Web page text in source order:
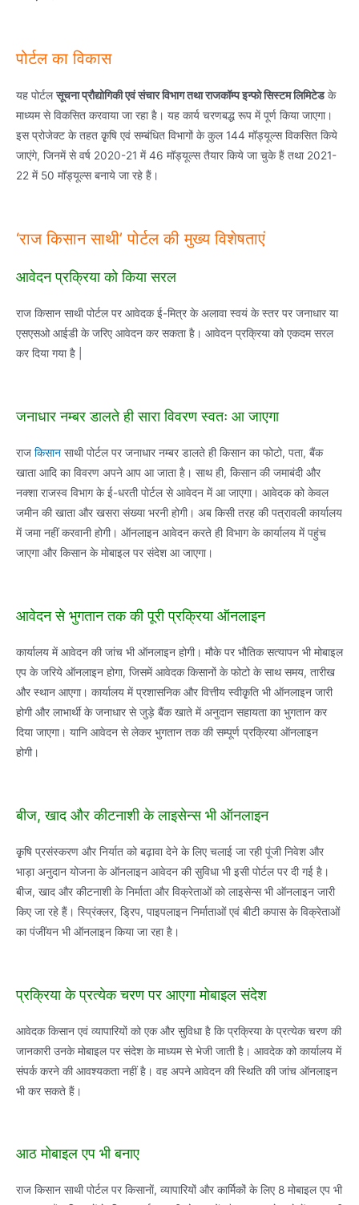
पोर्टल का विकास
यह पोर्टलसूचना प्रौद्योगिकी एवं संचार विभाग तथा राजकॉम्प इन्फो सिस्टम लिमिटेडके
माध्यम से विकसित करवाया जा रहा है। यह कार्य चरणबद्ध रूप में पूर्ण किया जाएगा।
इस प्रोजेक्ट के तहत कृृषि एवं सम्बंधित विभागों के कुल 144 मॉड्यूल्स विकसित किये
जाएंगे, जिनमें से वर्ष 2020-21 में 46 मॉड्यूल्स तैयार किये जा चुके हैं तथा 2021-
22 में 50 मॉड्यूल्स बनाये जा रहे हैं।
‘राज किसान साथी’ पोर्टल की मुख्य विशेषताएं
आवेदन प्रक्रिया को किया सरल
राज किसान साथी पोर्टल पर आवेदक ई-मित्र के अलावा स्वयं के स्तर पर जनाधार या
एसएसओ आईडी के जरिए आवेदन कर सकता है। आवेदन प्रक्रिया को एकदम सरल
कर दिया गया है |
जनाधार नम्बर डालते ही सारा विवरण स्वतः आ जाएगा
राज किसान साथी पोर्टल पर जनाधार नम्बर डालते ही किसान का फोटो, पता, बैंक
खाता आदि का विवरण अपने आप आ जाता है। साथ ही, किसान की जमाबंदी और
नक्शा राजस्व विभाग के ई-धरती पोर्टल से आवेदन में आ जाएगा। आवेदक को केवल
जमीन की खाता और खसरा संख्या भरनी होगी। अब किसी तरह की पत्रावली कार्यालय
में जमा नहीं करवानी होगी। ऑनलाइन आवेदन करते ही विभाग के कार्यालय में पहुंच
जाएगा और किसान के मोबाइल पर संदेश आ जाएगा।
आवेदन से भुगतान तक की पूरी प्रक्रिया ऑनलाइन
कार्यालय में आवेदन की जांच भी ऑनलाइन होगी। मौके पर भौतिक सत्यापन भी मोबाइल
एप के जरिये ऑनलाइन होगा, जिसमें आवेदक किसानों के फोटो के साथ समय, तारीख
और स्थान आएगा। कार्यालय में प्रशासनिक और वित्तीय स्वीकृृति भी ऑनलाइन जारी
होगी और लाभार्थी के जनाधार से जुड़े बैंक खाते में अनुदान सहायता का भुगतान कर
दिया जाएगा। यानि आवेदन से लेकर भुगतान तक की सम्पूर्ण प्रक्रिया ऑनलाइन
होगी।
बीज, खाद और कीटनाशी के लाइसेन्स भी ऑनलाइन
कृृषि प्रसंस्करण और निर्यात को बढ़ावा देने के लिए चलाई जा रही पूंजी निवेश और
भाड़ा अनुदान योजना के ऑनलाइन आवेदन की सुविधा भी इसी पोर्टल पर दी गई है।
बीज, खाद और कीटनाशी के निर्माता और विक्रेताओं को लाइसेन्स भी ऑनलाइन जारी
किए जा रहे हैं। स्पि्रंक्लर, ड्रिप, पाइपलाइन निर्माताओं एवं बीटी कपास के विक्रेताओं
का पंजींयन भी ऑनलाइन किया जा रहा है।
प्रक्रिया के प्रत्येक चरण पर आएगा मोबाइल संदेश
आवेदक किसान एवं व्यापारियों को एक और सुविधा है कि प्रक्रिया के प्रत्येक चरण की
जानकारी उनके मोबाइल पर संदेश के माध्यम से भेजी जाती है। आवदेक को कार्यालय में
संपर्क करने की आवश्यकता नहीं है। वह अपने आवेदन की स्थिति की जांच ऑनलाइन
भी कर सकते हैं।
आठ मोबाइल एप भी बनाए
राज किसान साथी पोर्टल पर किसानाें, व्यापारियों और कार्मिकों के लिए 8 मोबाइल एप भी